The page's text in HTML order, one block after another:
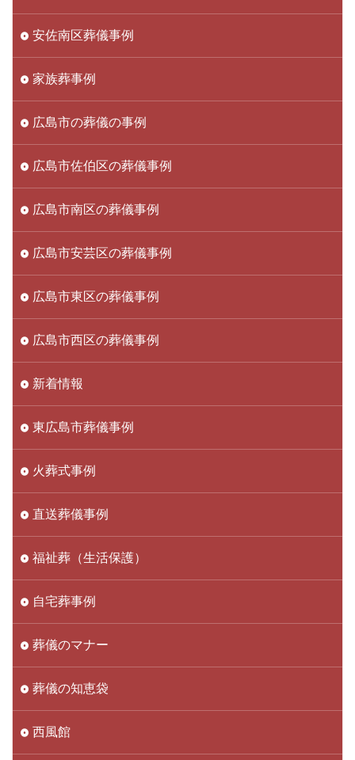
安佐南区葬儀事例
家族葬事例
広島市の葬儀の事例
広島市佐伯区の葬儀事例
広島市南区の葬儀事例
広島市安芸区の葬儀事例
広島市東区の葬儀事例
広島市西区の葬儀事例
新着情報
東広島市葬儀事例
火葬式事例
直送葬儀事例
福祉葬（生活保護）
自宅葬事例
葬儀のマナー
葬儀の知恵袋
西風館